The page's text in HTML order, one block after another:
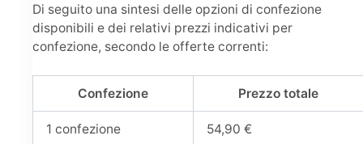
Di seguito una sintesi delle opzioni di confezione
disponibili e dei relativi prezzi indicativi per
confezione, secondo le offerte correnti:
Confezione Prezzo totale
1 confezione 54,90 €